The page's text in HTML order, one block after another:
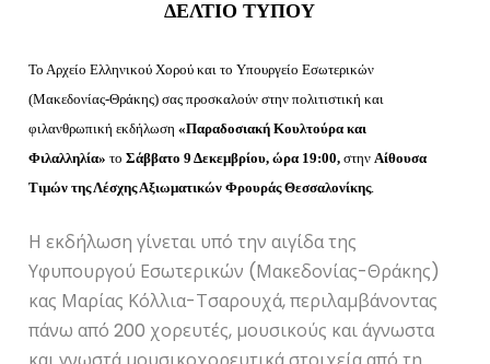
ΔΕΛΤΙΟ ΤΥΠΟΥ
Το Αρχείο Ελληνικού Χορού και το Υπουργείο Εσωτερικών
(Μακεδονίας-Θράκης) σας προσκαλούν στην πολιτιστική και
φιλανθρωπική εκδήλωση«Παραδοσιακή Κουλτούρα και
Φιλαλληλία»τοΣάββατο 9 Δεκεμβρίου, ώρα 19:00,στηνΑίθουσα
Τιμών της Λέσχης Αξιωματικών Φρουράς Θεσσαλονίκης.
Η εκδήλωση γίνεται υπό την αιγίδα της
Υφυπουργού Εσωτερικών (Μακεδονίας-Θράκης)
κας Μαρίας Κόλλια-Τσαρουχά, περιλαμβάνοντας
πάνω από 200 χορευτές, μουσικούς και άγνωστα